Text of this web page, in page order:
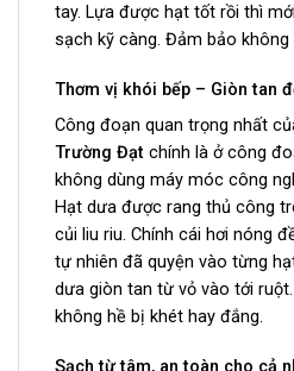
tay. Lựa được hạt tốt rồi thì
sạch kỹ càng. Đảm bảo
Thơm vị khói bếp – Giòn tan
Công đoạn quan trọng nhất
Trường Đạt chính là ở công
không dùng máy móc công
Hạt dưa được rang thủ công
củi liu riu. Chính cái hơi nóng
tự nhiên đã quyện vào từng
dưa giòn tan từ vỏ vào tới
không hề bị khét hay đắng.
Sạch từ tâm, an toàn cho cả